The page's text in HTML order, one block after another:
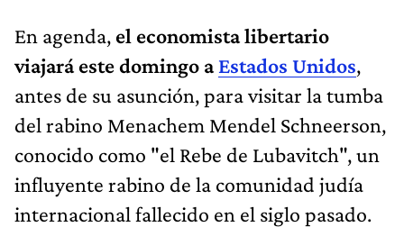
En agenda, el economista libertario
viajará este domingo aEstados Unidos,
antes de su asunción, para visitar la tumba
del rabino Menachem Mendel Schneerson,
conocido como "el Rebe de Lubavitch", un
influyente rabino de la comunidad judía
internacional fallecido en el siglo pasado.